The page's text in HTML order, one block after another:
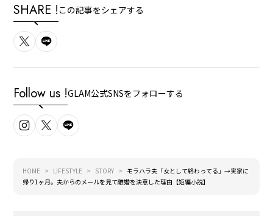
SHARE ! この記事をシェアする
Follow us !GLAM公式SNSをフォローする
HOME LIFESTYLE STORY
モラハラ夫「女として終わってる」→実家に
帰り1ヶ月。夫からのメールを見て離婚を決意した理由【短編小説】